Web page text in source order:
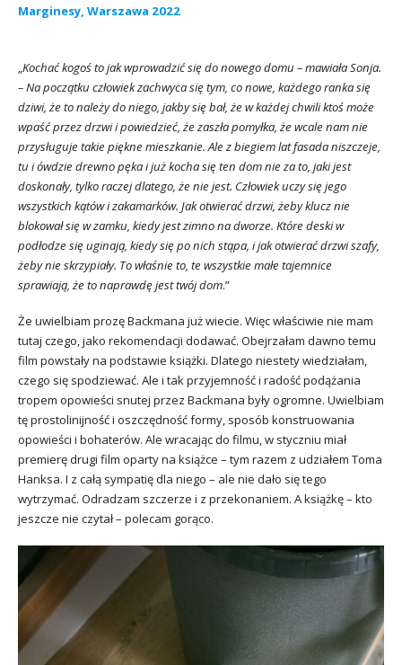
Marginesy, Warszawa 2022
„Kochać kogoś to jak wprowadzić się do nowego domu – mawiała Sonja.
– Na początku człowiek zachwyca się tym, co nowe, każdego ranka się
dziwi, że to należy do niego, jakby się bał, że w każdej chwili ktoś może
wpaść przez drzwi i powiedzieć, że zaszła pomyłka, że wcale nam nie
przysługuje takie piękne mieszkanie. Ale z biegiem lat fasada niszczeje,
tu i ówdzie drewno pęka i już kocha się ten dom nie za to, jaki jest
doskonały, tylko raczej dlatego, że nie jest. Człowiek uczy się jego
wszystkich kątów i zakamarków. Jak otwierać drzwi, żeby klucz nie
blokował się w zamku, kiedy jest zimno na dworze. Które deski w
podłodze się uginają, kiedy się po nich stąpa, i jak otwierać drzwi szafy,
żeby nie skrzypiały. To właśnie to, te wszystkie małe tajemnice
sprawiają, że to naprawdę jest twój dom.”
Że uwielbiam prozę Backmana już wiecie. Więc właściwie nie mam
tutaj czego, jako rekomendacji dodawać. Obejrzałam dawno temu
film powstały na podstawie książki. Dlatego niestety wiedziałam,
czego się spodziewać. Ale i tak przyjemność i radość podążania
tropem opowieści snutej przez Backmana były ogromne. Uwielbiam
tę prostolinijność i oszczędność formy, sposób konstruowania
opowieści i bohaterów. Ale wracając do filmu, w styczniu miał
premierę drugi film oparty na książce – tym razem z udziałem Toma
Hanksa. I z całą sympatię dla niego – ale nie dało się tego
wytrzymać. Odradzam szczerze i z przekonaniem. A książkę – kto
jeszcze nie czytał – polecam gorąco.